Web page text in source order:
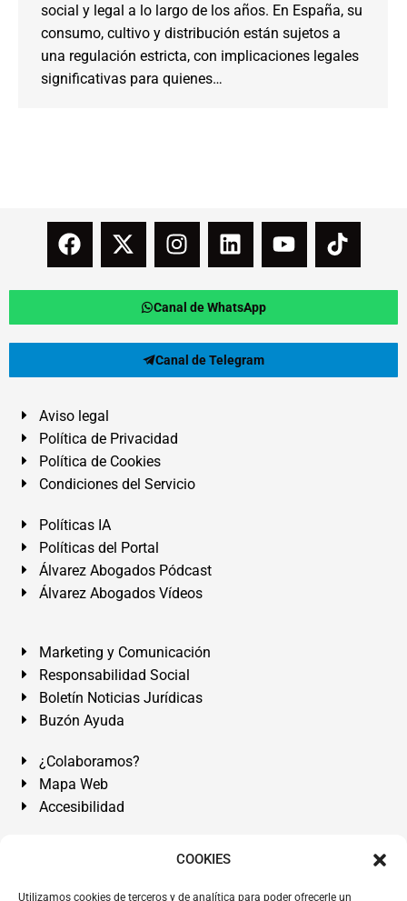
COOKIES
Utilizamos cookies de terceros y de analítica para poder ofrecerle un
social y legal a lo largo de los años. En España, su
consumo, cultivo y distribución están sujetos a
una regulación estricta, con implicaciones legales
significativas para quienes…
Canal de WhatsApp
Canal de Telegram
Aviso legal
Política de Privacidad
Política de Cookies
Condiciones del Servicio
Políticas IA
Políticas del Portal
Álvarez Abogados Pódcast
Álvarez Abogados Vídeos
Marketing y Comunicación
Responsabilidad Social
Boletín Noticias Jurídicas
Buzón Ayuda
¿Colaboramos?
Mapa Web
Accesibilidad
Álvarez Abogados Tenerife:Calle Teobaldo Power Nº 7,